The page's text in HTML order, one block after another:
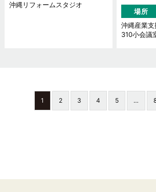
沖縄リフォームスタジオ
場所
沖縄産業
310小会議
1 2 3 4 5 …